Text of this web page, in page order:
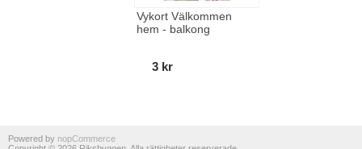
Vykort Välkommen
hem - balkong
3 kr
Powered by nopCommerce